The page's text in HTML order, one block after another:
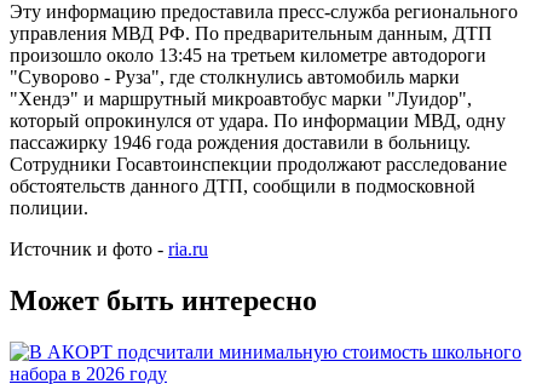
Эту информацию предоставила пресс-служба регионального
управления МВД РФ. По предварительным данным, ДТП
произошло около 13:45 на третьем километре автодороги
"Суворово - Руза", где столкнулись автомобиль марки
"Хендэ" и маршрутный микроавтобус марки "Луидор",
который опрокинулся от удара. По информации МВД, одну
пассажирку 1946 года рождения доставили в больницу.
Сотрудники Госавтоинспекции продолжают расследование
обстоятельств данного ДТП, сообщили в подмосковной
полиции.
Источник и фото - ria.ru
Может быть интересно